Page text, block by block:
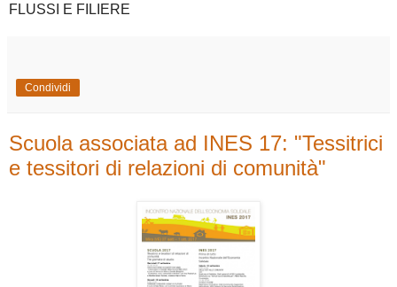
FLUSSI E FILIERE
Condividi
Scuola associata ad INES 17: "Tessitrici
e tessitori di relazioni di comunità"